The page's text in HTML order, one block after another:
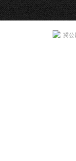
冀公